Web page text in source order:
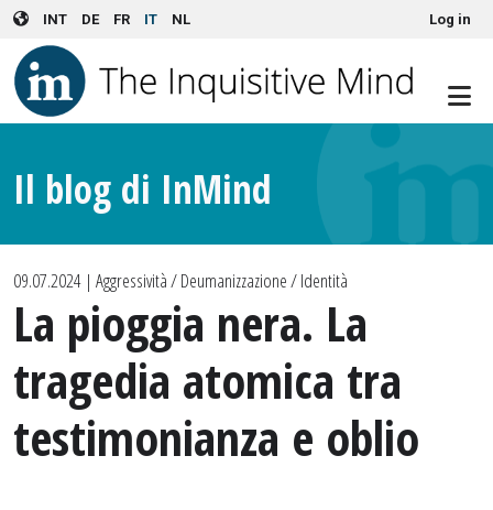
Skip to main content
INT DE FR IT NL User account menuLog in
Il blog di InMind
09.07.2024 | Aggressività / Deumanizzazione / Identità
La pioggia nera. La
tragedia atomica tra
testimonianza e oblio